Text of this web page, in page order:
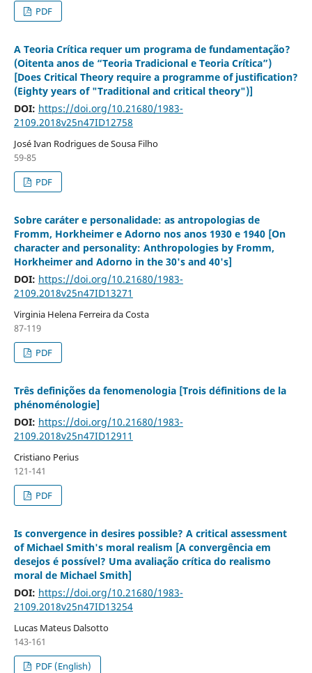
PDF
A Teoria Crítica requer um programa de fundamentação?
(Oitenta anos de “Teoria Tradicional e Teoria Crítica”)
[Does Critical Theory require a programme of justification?
(Eighty years of "Traditional and critical theory")]
DOI: https://doi.org/10.21680/1983-
2109.2018v25n47ID12758
José Ivan Rodrigues de Sousa Filho
59-85
PDF
Sobre caráter e personalidade: as antropologias de
Fromm, Horkheimer e Adorno nos anos 1930 e 1940 [On
character and personality: Anthropologies by Fromm,
Horkheimer and Adorno in the 30's and 40's]
DOI: https://doi.org/10.21680/1983-
2109.2018v25n47ID13271
Virginia Helena Ferreira da Costa
87-119
PDF
Três definições da fenomenologia [Trois définitions de la
phénoménologie]
DOI: https://doi.org/10.21680/1983-
2109.2018v25n47ID12911
Cristiano Perius
121-141
PDF
Is convergence in desires possible? A critical assessment
of Michael Smith's moral realism [A convergência em
desejos é possível? Uma avaliação crítica do realismo
moral de Michael Smith]
DOI: https://doi.org/10.21680/1983-
2109.2018v25n47ID13254
Lucas Mateus Dalsotto
143-161
PDF (English)